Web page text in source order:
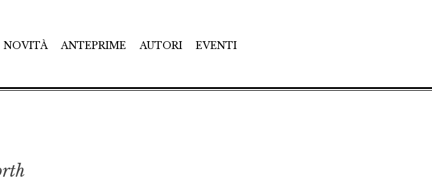
NOVITÀ ANTEPRIME AUTORI EVENTI